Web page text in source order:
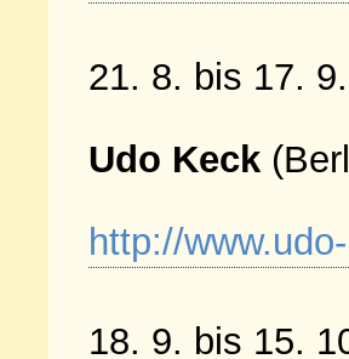
21. 8. bis 17.
Udo Keck
http://
18. 9. bis 15.